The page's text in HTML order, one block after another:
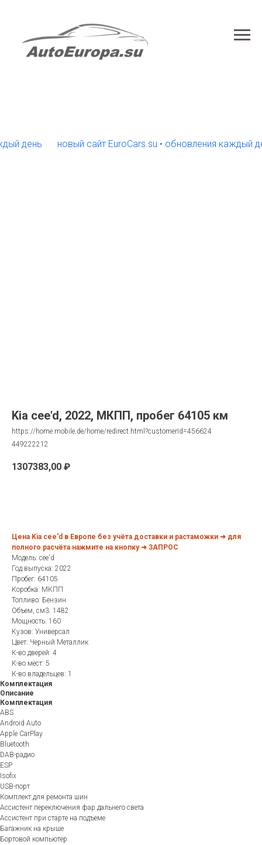
новый сайт EuroCars.su • обновления каждый день
Kia cee'd, 2022, МКПП, пробег 64105 км
https://home.mobile.de/home/redirect.html?customerId=456624
449222212
1307383,00 ₽
Цена Kia cee'd в Европе без учёта доставки и растаможки ➜ для
полного расчёта нажмите на кнопку ➜ ЗАПРОС
Модель: cee'd
Год выпуска: 2022
Пробег: 64105
Коробка: МКПП
Топливо: Бензин
Объем, см3: 1482
Мощность: 160
Кузов: Универсал
Цвет: Черный Металлик
К-во дверей: 4
К-во мест: 5
К-во владельцев: 1
Комплектация
Описание
Комплектация
ABS
Android Auto
Apple CarPlay
Bluetooth
DAB-радио
ESP
Isofix
USB-порт
Комплект для ремонта шин
Ассистент переключения фар дальнего света
Ассистент при старте на подъеме
Багажник на крыше
Бортовой компьютер